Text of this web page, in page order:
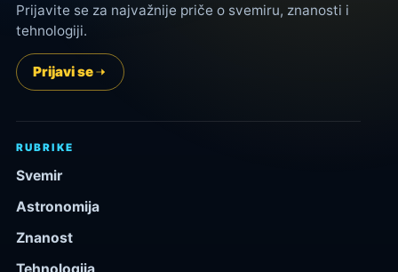
Prijavite se za najvažnije priče o svemiru, znanosti i
tehnologiji.
Prijavi se
RUBRIKE
Svemir
Astronomija
Znanost